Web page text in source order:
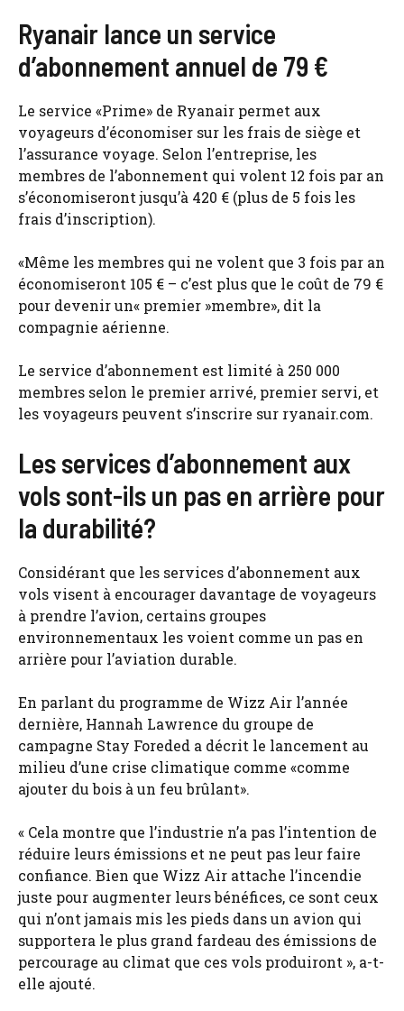
Ryanair lance un service
d’abonnement annuel de 79 €
Le service «Prime» de Ryanair permet aux
voyageurs d’économiser sur les frais de siège et
l’assurance voyage. Selon l’entreprise, les
membres de l’abonnement qui volent 12 fois par an
s’économiseront jusqu’à 420 € (plus de 5 fois les
frais d’inscription).
«Même les membres qui ne volent que 3 fois par an
économiseront 105 € – c’est plus que le coût de 79 €
pour devenir un« premier »membre», dit la
compagnie aérienne.
Le service d’abonnement est limité à 250 000
membres selon le premier arrivé, premier servi, et
les voyageurs peuvent s’inscrire sur ryanair.com.
Les services d’abonnement aux
vols sont-ils un pas en arrière pour
la durabilité?
Considérant que les services d’abonnement aux
vols visent à encourager davantage de voyageurs
à prendre l’avion, certains groupes
environnementaux les voient comme un pas en
arrière pour l’aviation durable.
En parlant du programme de Wizz Air l’année
dernière, Hannah Lawrence du groupe de
campagne Stay Foreded a décrit le lancement au
milieu d’une crise climatique comme «comme
ajouter du bois à un feu brûlant».
« Cela montre que l’industrie n’a pas l’intention de
réduire leurs émissions et ne peut pas leur faire
confiance. Bien que Wizz Air attache l’incendie
juste pour augmenter leurs bénéfices, ce sont ceux
qui n’ont jamais mis les pieds dans un avion qui
supportera le plus grand fardeau des émissions de
percourage au climat que ces vols produiront », a-t-
elle ajouté.